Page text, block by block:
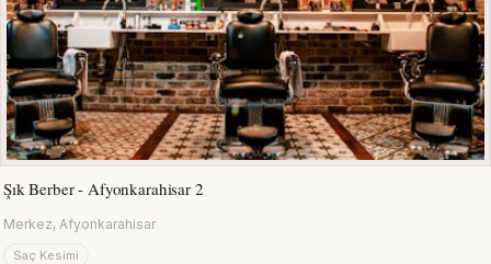
Şık Berber - Afyonkarahisar 2
Merkez, Afyonkarahisar
Saç Kesimi